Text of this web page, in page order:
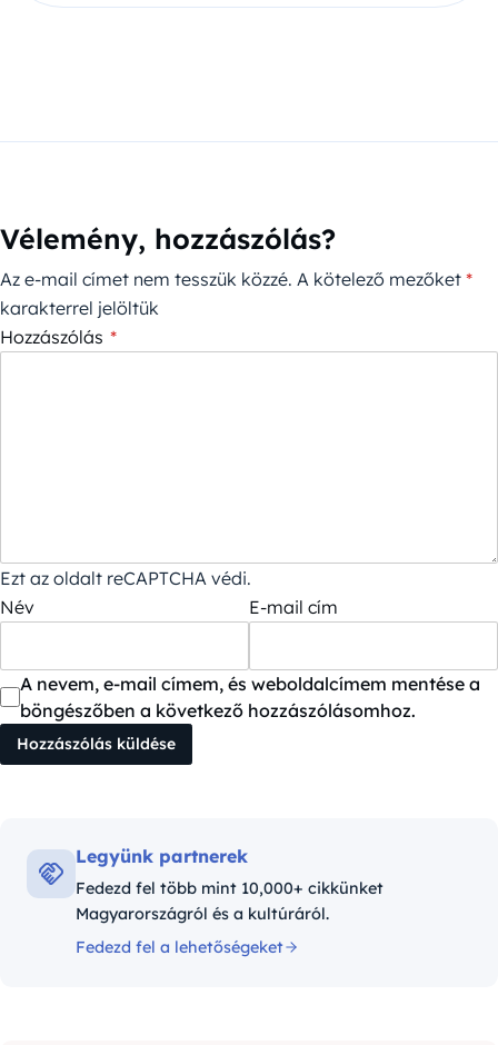
Vélemény, hozzászólás?
Az e-mail címet nem tesszük közzé. A kötelező mezőket *
karakterrel jelöltük
Hozzászólás *
Ezt az oldalt reCAPTCHA védi.
Név
E-mail cím
A nevem, e-mail címem, és weboldalcímem mentése a
böngészőben a következő hozzászólásomhoz.
Legyünk partnerek
Fedezd fel több mint 10,000+ cikkünket
Magyarországról és a kultúráról.
Fedezd fel a lehetőségeket